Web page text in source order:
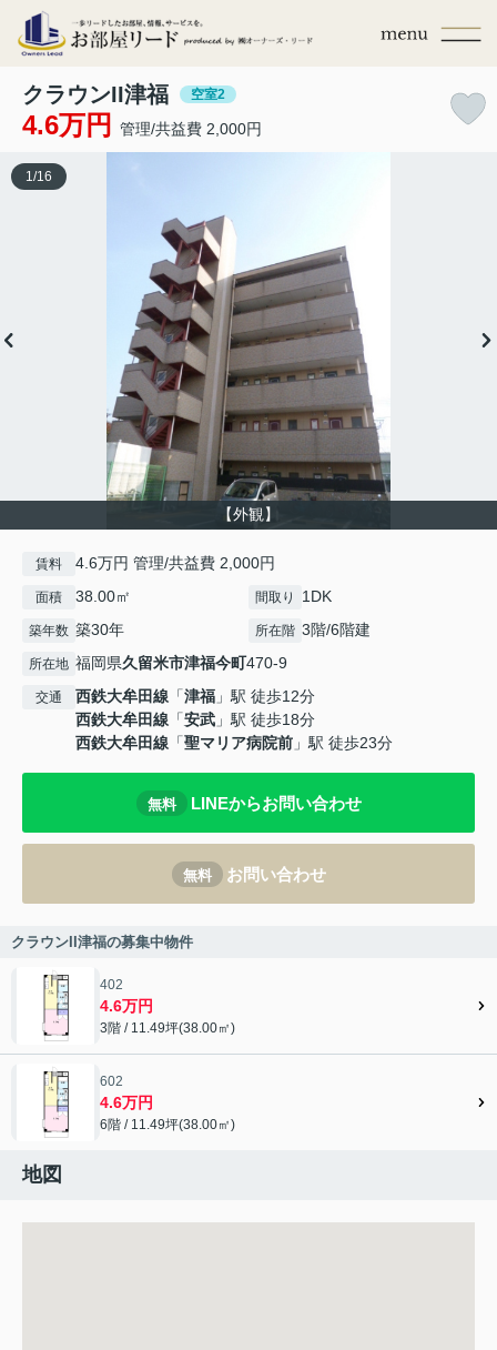
クラウンII津福 空室2
4.6万円 管理/共益費 2,000円
【外観】
1 /16
賃料 4.6万円 管理/共益費 2,000円
面積 38.00㎡ 間取り 1DK
築年数 築30年 所在階 3階/6階建
所在地 福岡県久留米市津福今町470-9
交通 西鉄大牟田線 「津福 」駅 徒歩12分
西鉄大牟田線 「安武 」駅 徒歩18分
西鉄大牟田線 「聖マリア病院前 」駅 徒歩23分
無料 LINEからお問い合わせ
無料 お問い合わせ
クラウンII津福の募集中物件
402
4.6万円
3階 / 11.49坪(38.00㎡)
602
4.6万円
6階 / 11.49坪(38.00㎡)
地図